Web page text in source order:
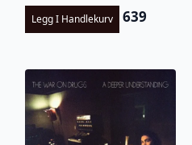
Legg I Handlekurv 639